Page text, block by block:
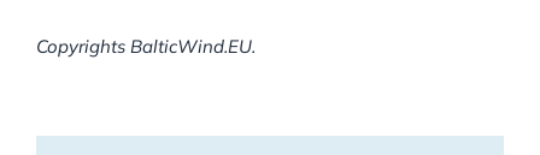
Copyrights BalticWind.EU.